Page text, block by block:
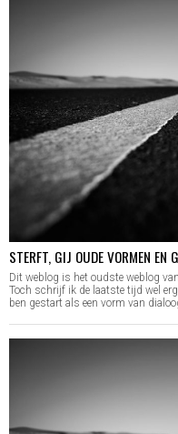
STERFT, GIJ OUDE VORMEN EN
Dit weblog is het oudste weblog
Toch schrijf ik de laatste tijd wel
ben gestart als een vorm van